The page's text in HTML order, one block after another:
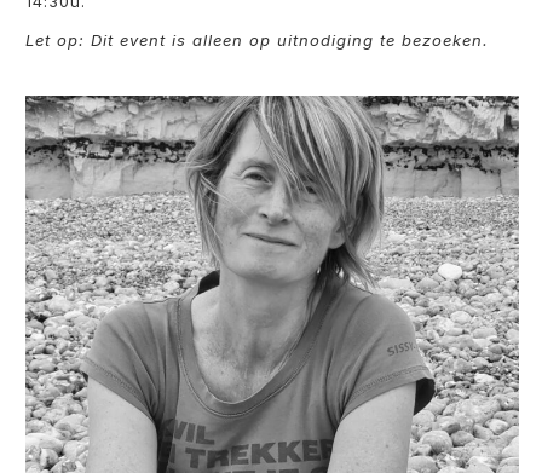
Let op: Dit event is alleen op uitnodiging te bezoeken.